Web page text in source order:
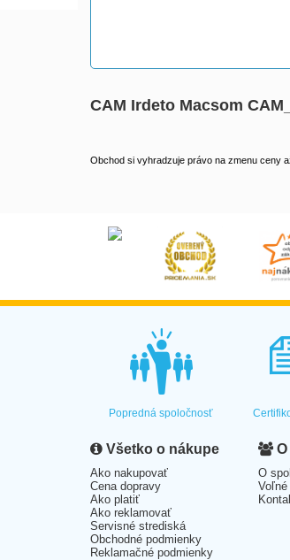
CAM Irdeto Macsom
Obchod si vyhradzuje právo na zmenu ceny
Popredná spoločnosť
Všetko o nákupe
Ako nakupovať
Cena dopravy
Ako platiť
Ako reklamovať
Servisné strediská
Obchodné podmienky
Reklamačné podmienky
O